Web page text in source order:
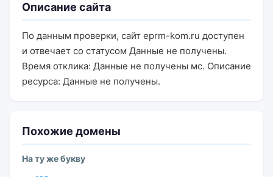
Описание сайта
По данным проверки, сайт eprm-kom.ru доступен
и отвечает со статусом Данные не получены.
Время отклика: Данные не получены мс. Описание
ресурса: Данные не получены.
Похожие домены
На ту же букву